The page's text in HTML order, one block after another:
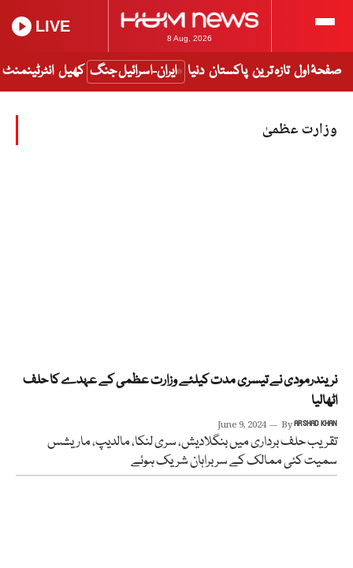
8 Aug, 2026
LIVE
صفحۂ اول تازہ ترین پاکستان دنیا ایران-اسرائیل جنگ کھیل انٹرٹینمنٹ
وزارت عظمیٰ
نریندرمودی نے تیسری مدت کیلئے وزارت عظمی کے عہدے کا حلف
اٹھالیا
June 9, 2024 ByARSHAD KHAN
تقریب حلف برداری میں بنگلادیش، سری لنکا، مالدیپ، ماریشس
سمیت کئی ممالک کے سربراہان شریک ہوئے